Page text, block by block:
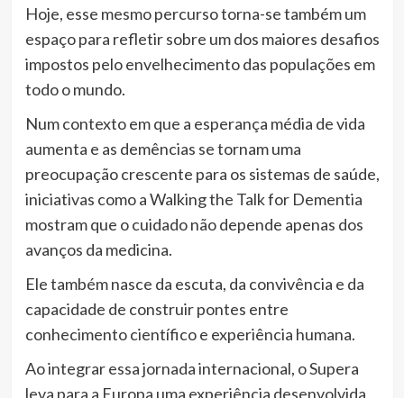
Hoje, esse mesmo percurso torna-se também um
espaço para refletir sobre um dos maiores desafios
impostos pelo envelhecimento das populações em
todo o mundo.
Num contexto em que a esperança média de vida
aumenta e as demências se tornam uma
preocupação crescente para os sistemas de saúde,
iniciativas como a Walking the Talk for Dementia
mostram que o cuidado não depende apenas dos
avanços da medicina.
Ele também nasce da escuta, da convivência e da
capacidade de construir pontes entre
conhecimento científico e experiência humana.
Ao integrar essa jornada internacional, o Supera
leva para a Europa uma experiência desenvolvida